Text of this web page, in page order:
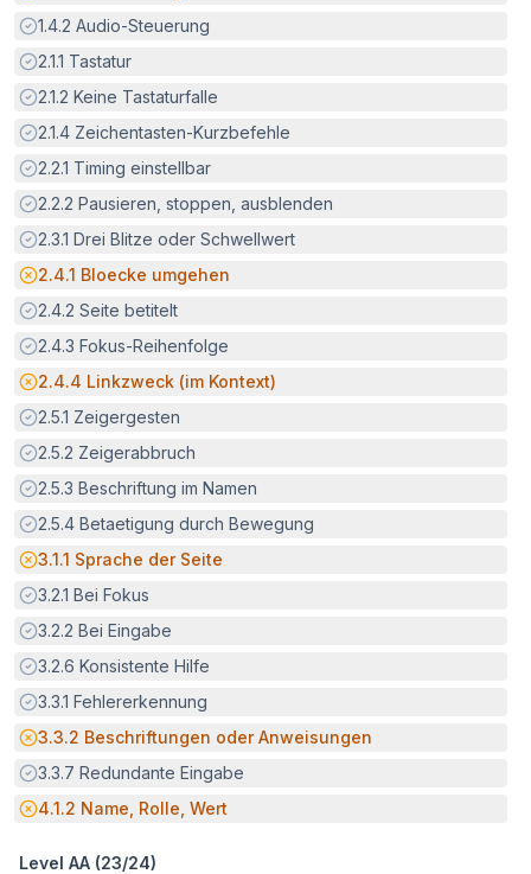
Erfüllt:
1.4.2 Audio-Steuerung
Erfüllt:
2.1.1 Tastatur
Erfüllt:
2.1.2 Keine Tastaturfalle
Erfüllt:
2.1.4 Zeichentasten-Kurzbefehle
Erfüllt:
2.2.1 Timing einstellbar
Erfüllt:
2.2.2 Pausieren, stoppen, ausblenden
Erfüllt:
2.3.1 Drei Blitze oder Schwellwert
Potenzielle Barriere:
2.4.1 Bloecke umgehen
Erfüllt:
2.4.2 Seite betitelt
Erfüllt:
2.4.3 Fokus-Reihenfolge
Potenzielle Barriere:
2.4.4 Linkzweck (im Kontext)
Erfüllt:
2.5.1 Zeigergesten
Erfüllt:
2.5.2 Zeigerabbruch
Erfüllt:
2.5.3 Beschriftung im Namen
Erfüllt:
2.5.4 Betaetigung durch Bewegung
Potenzielle Barriere:
3.1.1 Sprache der Seite
Erfüllt:
3.2.1 Bei Fokus
Erfüllt:
3.2.2 Bei Eingabe
Erfüllt:
3.2.6 Konsistente Hilfe
Erfüllt:
3.3.1 Fehlererkennung
Potenzielle Barriere:
3.3.2 Beschriftungen oder Anweisungen
Erfüllt:
3.3.7 Redundante Eingabe
Potenzielle Barriere:
4.1.2 Name, Rolle, Wert
Level AA (23/24)